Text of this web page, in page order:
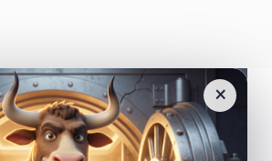
×
zprávy